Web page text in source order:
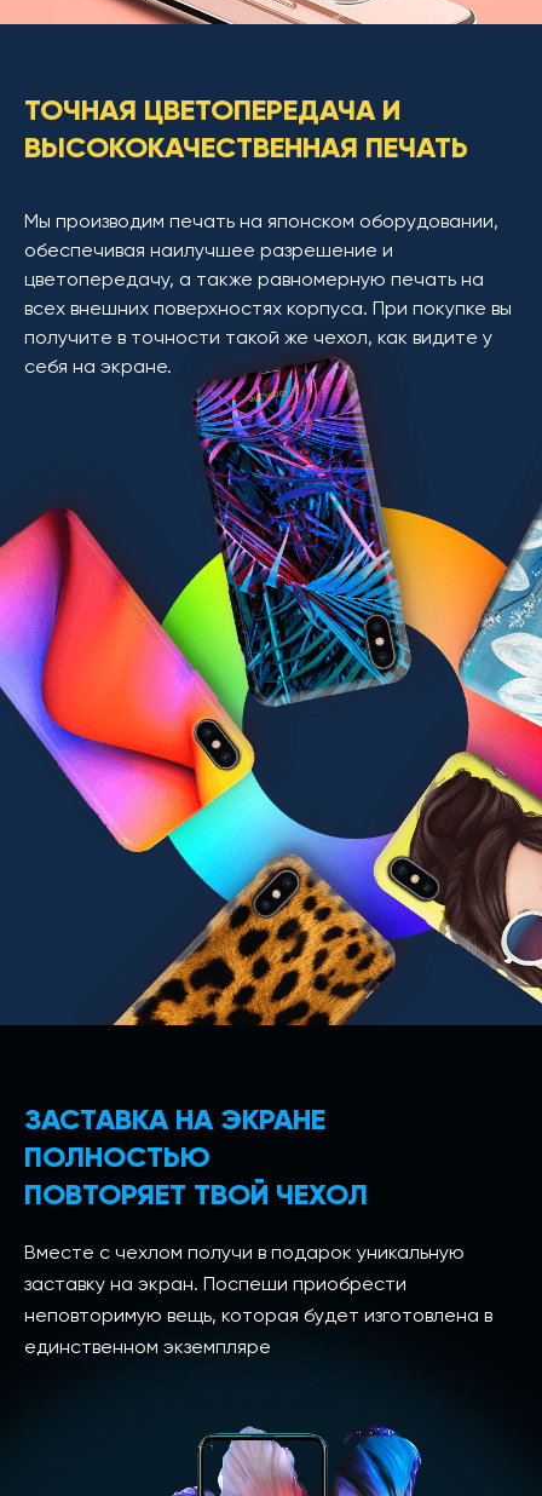
ТОЧНАЯ ЦВЕТОПЕРЕДАЧА И
ВЫСОКОКАЧЕСТВЕННАЯ ПЕЧАТЬ
Мы производим печать на японском оборудовании,
обеспечивая наилучшее разрешение и
цветопередачу, а также равномерную печать на
всех внешних поверхностях корпуса. При покупке вы
получите в точности такой же чехол, как видите у
себя на экране.
ЗАСТАВКА НА ЭКРАНЕ
ПОЛНОСТЬЮ
ПОВТОРЯЕТ ТВОЙ ЧЕХОЛ
Вместе с чехлом получи в подарок уникальную
заставку на экран. Поспеши приобрести
неповторимую вещь, которая будет изготовлена в
единственном экземпляре